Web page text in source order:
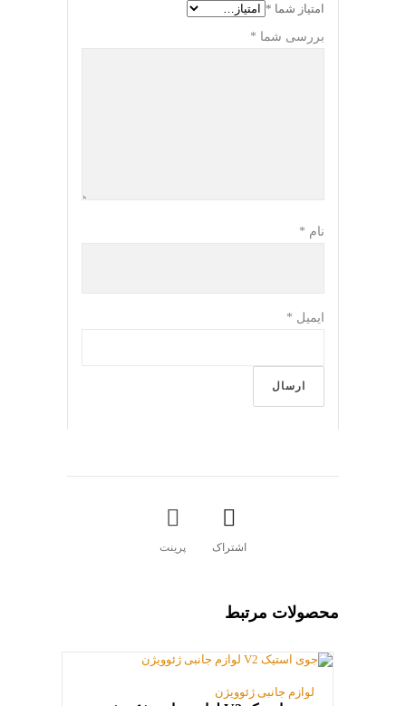
امتیاز شما *
بررسی شما *
نام *
ایمیل *
اشتراک پرینت
محصولات مرتبط
لوازم جانبی ژئوویژن